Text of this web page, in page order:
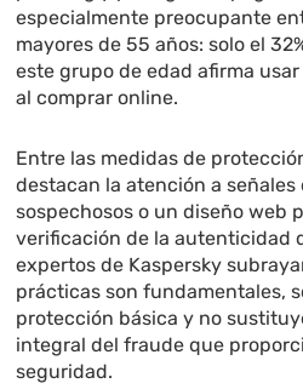
especialmente preocupante
mayores de 55 años: solo el
este grupo de edad afirma
al comprar online.
Entre las medidas de
destacan la atención a
sospechosos o un diseño web
verificación de la autenticidad
expertos de Kaspersky
prácticas son fundamentales,
protección básica y no
integral del fraude que
seguridad.